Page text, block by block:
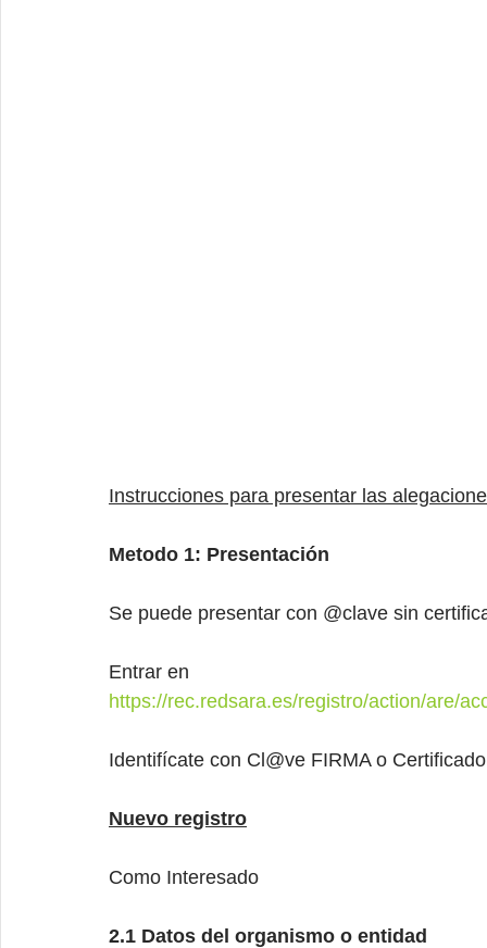
Instrucciones para presentar las
Metodo 1: Presentación
Se puede presentar con @clave sin
Entrar en
https://rec.redsara.es/registro/action/are/
Identifícate con Cl@ve FIRMA o
Nuevo registro
Como Interesado
2.1 Datos del organismo o entidad